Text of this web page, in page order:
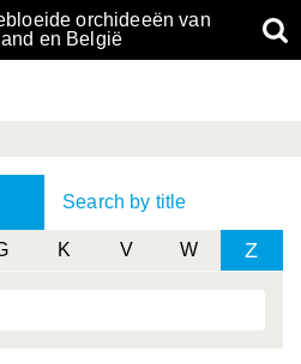
orchideeën van
en België
Search by title
K V W Z